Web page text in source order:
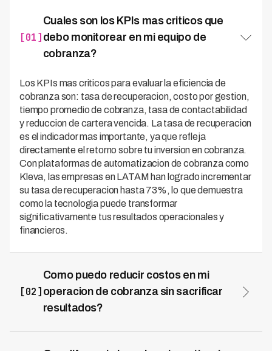
[01]
Cuales son los KPIs mas criticos que
debo monitorear en mi equipo de
cobranza?
Los KPIs mas criticos para evaluar la eficiencia de
cobranza son: tasa de recuperacion, costo por gestion,
tiempo promedio de cobranza, tasa de contactabilidad
y reduccion de cartera vencida. La tasa de recuperacion
es el indicador mas importante, ya que refleja
directamente el retorno sobre tu inversion en cobranza.
Con plataformas de automatizacion de cobranza como
Kleva, las empresas en LATAM han logrado incrementar
su tasa de recuperacion hasta 73%, lo que demuestra
como la tecnologia puede transformar
significativamente tus resultados operacionales y
financieros.
[02]
Como puedo reducir costos en mi
operacion de cobranza sin sacrificar
resultados?